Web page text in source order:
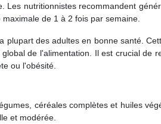
nutritionnistes recommandent
de 1 à 2 fois par semaine.
des adultes en bonne santé.
de l'alimentation. Il est crucial de
ou l'obésité.
céréales complètes et huiles
et modérée.